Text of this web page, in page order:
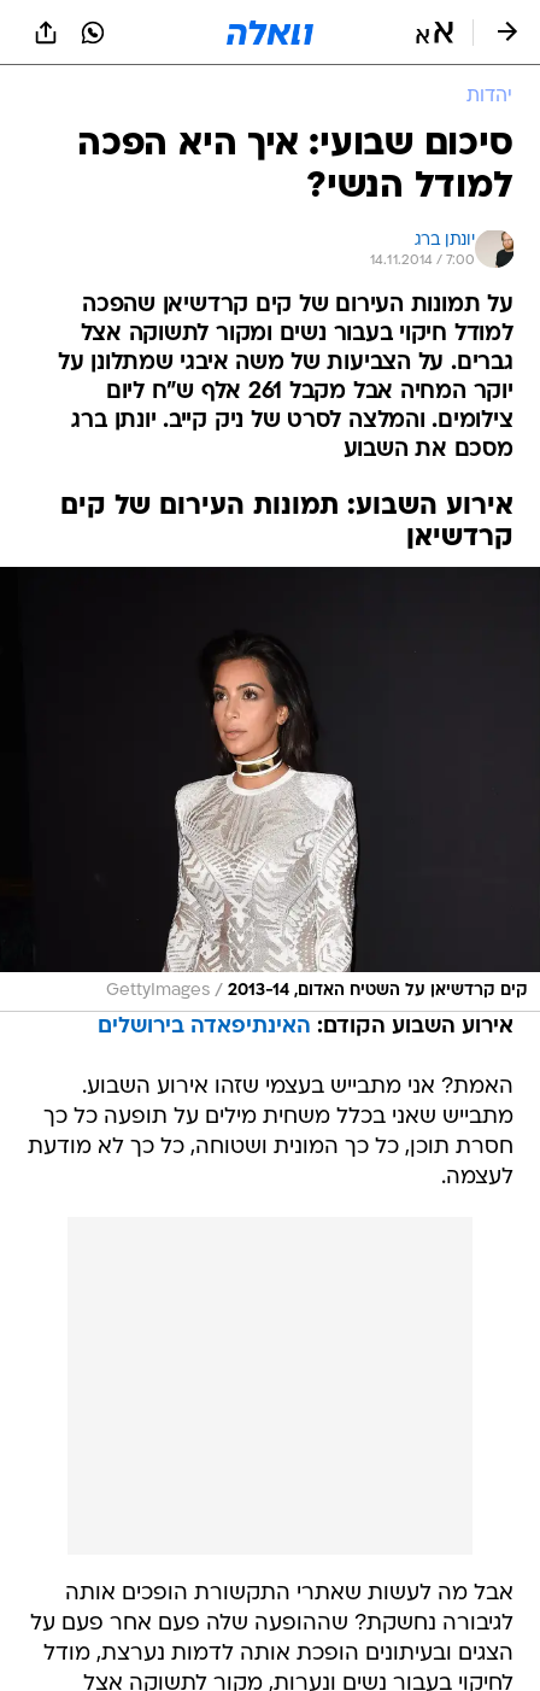
יהדות
סיכום שבועי: איך היא הפכה
למודל הנשי?
יונתן ברג
14.11.2014 / 7:00
על תמונות העירום של קים קרדשיאן שהפכה
למודל חיקוי בעבור נשים ומקור לתשוקה אצל
גברים. על הצביעות של משה איבגי שמתלונן על
יוקר המחיה אבל מקבל 261 אלף ש"ח ליום
צילומים. והמלצה לסרט של ניק קייב. יונתן ברג
מסכם את השבוע
אירוע השבוע: תמונות העירום של קים
קרדשיאן
קים קרדשיאן על השטיח האדום, 2013-14 /
GettyImages
אירוע השבוע הקודם: האינתיפאדה בירושלים
האמת? אני מתבייש בעצמי שזהו אירוע השבוע.
מתבייש שאני בכלל משחית מילים על תופעה כל כך
חסרת תוכן, כל כך המונית ושטוחה, כל כך לא מודעת
לעצמה.
אבל מה לעשות שאתרי התקשורת הופכים אותה
לגיבורה נחשקת? שההופעה שלה פעם אחר פעם על
הצגים ובעיתונים הופכת אותה לדמות נערצת, מודל
לחיקוי בעבור נשים ונערות, מקור לתשוקה אצל